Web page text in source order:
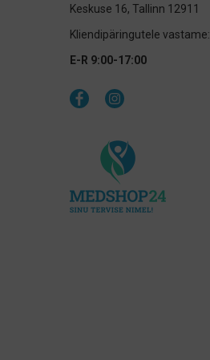
Keskuse 16, Tallinn 12911
Kliendipäringutele vastame:
E-R 9:00-17:00